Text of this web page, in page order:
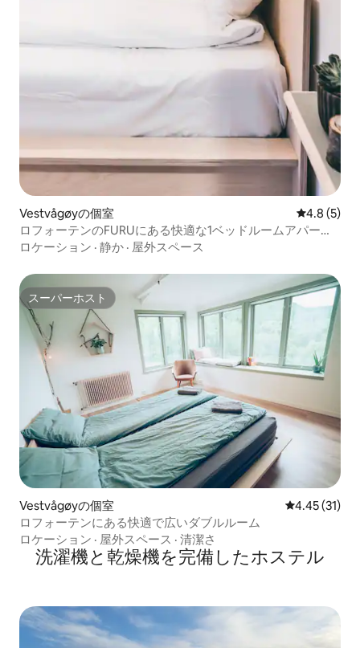
Vestvågøyの個室 レビュー5
4.8 (5)
ロフォーテンのFURUにある快適な1ベッドルームアパート
メント
ロケーション · 静か · 屋外スペース
スーパーホスト
スーパーホスト
Vestvågøyの個室 レビュー31
4.45 (31)
ロフォーテンにある快適で広いダブルルーム
ロケーション · 屋外スペース · 清潔さ
洗濯機と乾燥機を完備したホステル